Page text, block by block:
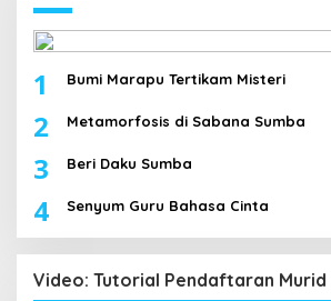
1 Bumi Marapu Tertikam Misteri
2 Metamorfosis di Sabana Sumba
3 Beri Daku Sumba
4 Senyum Guru Bahasa Cinta
Video: Tutorial Pendaftaran Murid